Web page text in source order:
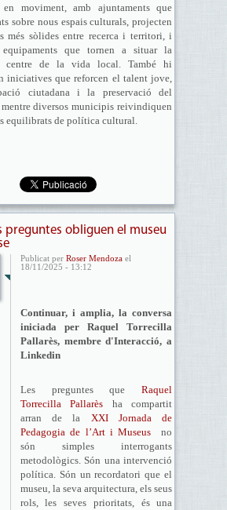
moviment, amb ajuntaments que
sobre nous espais culturals, projecten
més sòlides entre recerca i territori, i
equipaments que tornen a situar la
centre de la vida local. També hi
iniciatives que reforcen el talent jove,
ciutadana i la preservació del
diversos municipis reivindiquen
equilibrats de política cultural.
preguntes obliguen el museu
Publicat per Roser Mendozael
18/11/2025 - 13:12
Continuar, i amplia, la conversa
iniciada per Raquel Torrecilla
Pallarès, membre d'Interacció, a
Linkedin
Les preguntes queRaquel
Torrecilla Pallarès ha compartit
arran de la XXI Jornada de
Pedagogia de l’Art i Museus no
són simples interrogants
metodològics. Són una intervenció
política. Són un recordatori que el
museu, la seva arquitectura, els seus
rols, les seves prioritats, és una